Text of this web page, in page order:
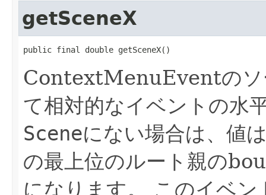
getSceneX
public final double getSceneX()
ContextMenuEventのソ
て相対的なイベントの水
Sceneにない場合は、値
の最上位のルート親の
になります。
このイベン